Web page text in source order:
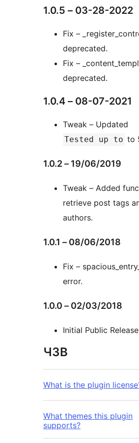
1.0.5 – 03-28-2022
Fix –
deprecated.
Fix –
deprecated.
1.0.4 – 08-07-2021
Tweak – Updated
Tested up to to
1.0.2 – 19/06/2019
Tweak – Added
retrieve post tags
authors.
1.0.1 – 08/06/2018
Fix –
error.
1.0.0 – 02/03/2018
Initial Public Release
ЧЗВ
What is the plugin
What themes this plugin
supports?